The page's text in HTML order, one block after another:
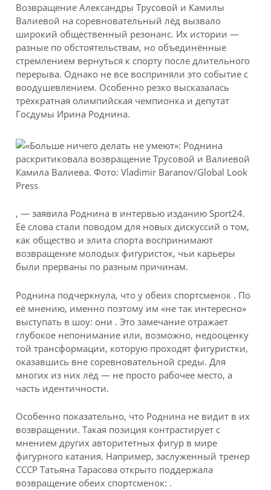
Возвращение Александры Трусовой и Камилы
Валиевой на соревновательный лёд вызвало
широкий общественный резонанс. Их истории —
разные по обстоятельствам, но объединённые
стремлением вернуться к спорту после длительного
перерыва. Однако не все восприняли это событие с
воодушевлением. Особенно резко высказалась
трёхкратная олимпийская чемпионка и депутат
Госдумы Ирина Роднина.
Камила Валиева. Фото: Vladimir Baranov/Global Look
Press
, — заявила Роднина в интервью изданию Sport24.
Её слова стали поводом для новых дискуссий о том,
как общество и элита спорта воспринимают
возвращение молодых фигуристок, чьи карьеры
были прерваны по разным причинам.
Роднина подчеркнула, что у обеих спортсменок . По
её мнению, именно поэтому им «не так интересно»
выступать в шоу: они . Это замечание отражает
глубокое непонимание или, возможно, недооценку
той трансформации, которую проходят фигуристки,
оказавшись вне соревновательной среды. Для
многих из них лёд — не просто рабочее место, а
часть идентичности.
Особенно показательно, что Роднина не видит в их
возвращении. Такая позиция контрастирует с
мнением других авторитетных фигур в мире
фигурного катания. Например, заслуженный тренер
СССР Татьяна Тарасова открыто поддержала
возвращение обеих спортсменок: .